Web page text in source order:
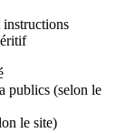
publics (selon le
le site)